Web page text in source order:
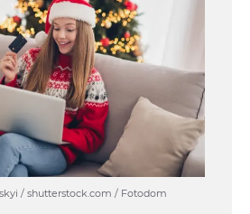
/ shutterstock.com / Fotodom